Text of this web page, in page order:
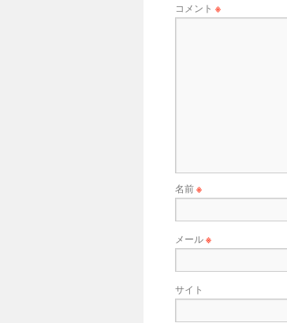
コメント ※
名前※
メール※
サイト